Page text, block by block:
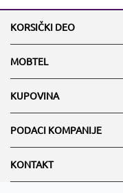
KORSIČKI DEO
MOBTEL
KUPOVINA
PODACI KOMPANIJE
KONTAKT